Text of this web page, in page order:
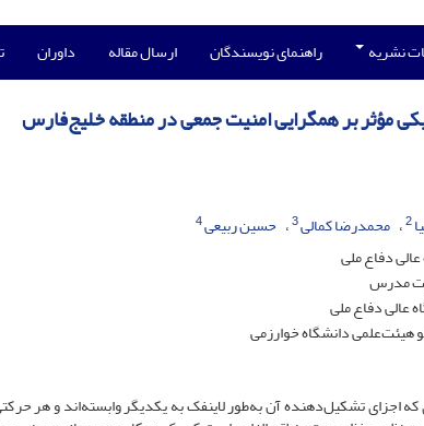
نشریه راهنمای نویسندگان ارسال مقاله داوران
مؤثر بر همگرایی امنیت جمعی در منطقه خلیج‌فارس
2 محمدرضا کمالی3 حسین ربیعی4
دفاع ملی
مدرس
عالی دفاع ملی
هیئت‌علمی دانشگاه خوارزمی
اجزای تشکیل‌دهنده آن به‌طور لاینفک به یکدیگر وابسته‌اند و هر